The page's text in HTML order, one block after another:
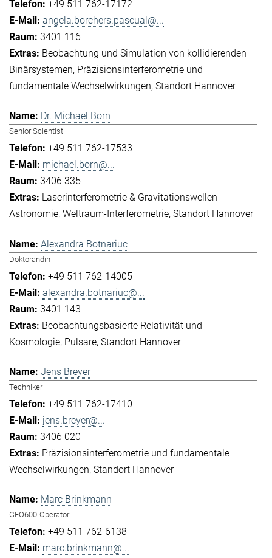
+49 511 762-17172
angela.borchers.pascual@...
3401 116
Beobachtung und Simulation von kollidierenden
Binärsystemen Präzisionsinterferometrie und
fundamentale Wechselwirkungen Standort Hannover
Dr. Michael Born
Senior Scientist
+49 511 762-17533
michael.born@...
3406 335
Laserinterferometrie & Gravitationswellen-
Astronomie Weltraum-Interferometrie Standort Hannover
Alexandra Botnariuc
Doktorandin
+49 511 762-14005
alexandra.botnariuc@...
3401 143
Beobachtungsbasierte Relativität und
Kosmologie Pulsare Standort Hannover
Jens Breyer
Techniker
+49 511 762-17410
jens.breyer@...
3406 020
Präzisionsinterferometrie und fundamentale
Wechselwirkungen Standort Hannover
Marc Brinkmann
GEO600-Operator
+49 511 762-6138
marc.brinkmann@...